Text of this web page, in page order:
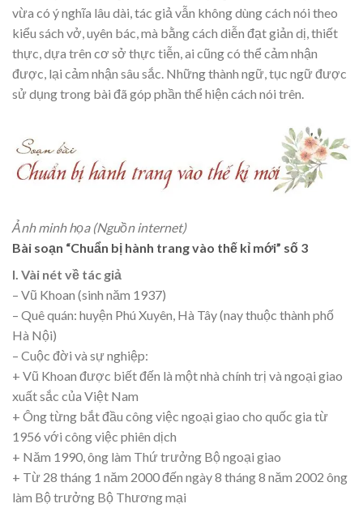
vừa có ý nghĩa lâu dài, tác giả vẫn không dùng cách nói theo
kiểu sách vở, uyên bác, mà bằng cách diễn đạt giản dị, thiết
thực, dựa trên cơ sở thực tiễn, ai cũng có thể cảm nhận
được, lại cảm nhận sâu sắc. Những thành ngữ, tục ngữ được
sử dụng trong bài đã góp phần thể hiện cách nói trên.
Ảnh minh họa (Nguồn internet)
Bài soạn “Chuẩn bị hành trang vào thế kỉ mới” số 3
I. Vài nét về tác giả
– Vũ Khoan (sinh năm 1937)
– Quê quán: huyện Phú Xuyên, Hà Tây (nay thuộc thành phố
Hà Nội)
– Cuộc đời và sự nghiệp:
+ Vũ Khoan được biết đến là một nhà chính trị và ngoại giao
xuất sắc của Việt Nam
+ Ông từng bắt đầu công việc ngoại giao cho quốc gia từ
1956 với công việc phiên dịch
+ Năm 1990, ông làm Thứ trưởng Bộ ngoại giao
+ Từ 28 tháng 1 năm 2000 đến ngày 8 tháng 8 năm 2002 ông
làm Bộ trưởng Bộ Thương mại